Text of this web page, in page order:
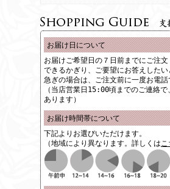
お届け日について
お届けご希望日の７日前までにご注
できるかぎり、ご要望にお答えした
急ぎの場合は、ご注文前に一度お電
（当店営業日15:00頃までのご連絡
あります）
お届け時間帯について
下記よりお選びいただけます。
（地域により異なります。詳しくはこ